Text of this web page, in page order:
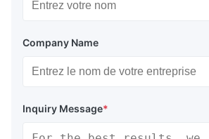
Company Name
Inquiry Message*